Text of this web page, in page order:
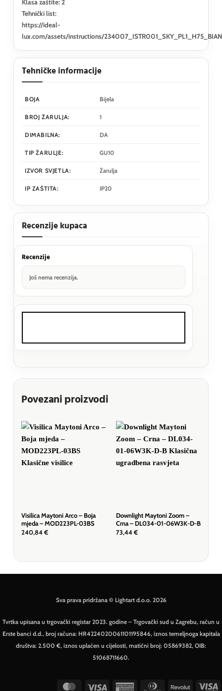
Klasa zaštite: 2
Tehnički list:
https://ideal-
lux.com/assets/instructions/
Tehničke informacije
BOJA Bijela
BROJ ŽARULJA: 1
DIMABILNA: DA
TIP ŽARULJE: GU10
IZVOR SVJETLA: Žarulja
IP ZAŠTITA: IP20
Recenzije kupaca
Recenzije
Još nema recenzija.
Povezani proizvodi
Visilica Maytoni Arco – Boja
mjeda – MOD223PL-03BS
240,84 €
Downlight Maytoni Zoom –
Crna – DL034-01-06W3K-D-B
73,44 €
Sva prava pridržana © Lightart d.o.o. 2026
Tvrtka upisana u trgovački registar 2023. godine – Trgovački sud u Zagrebu, račun u
Erste banci d.d., broj računa: HR4224020061101195846, iznos temeljnoga kapitala
društva: 2.500 €, iznos uplaćen u cijelosti, matični broj: 05869382, OIB:
51068711660.
MasterCardVisa American Dinners Revolut